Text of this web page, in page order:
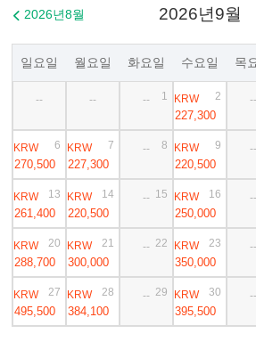
2026년9월
 2026년8월
일요일 월요일 화요일 수요일 목
-- -- -- 1 KRW
227,300
2 --
KRW
270,500
6 KRW
227,300
7 -- 8 KRW
220,500
9 --
KRW
261,400
13 KRW
220,500
14 -- 15 KRW
250,000
16 --
KRW
288,700
20 KRW
300,000
21 -- 22 KRW
350,000
23 --
KRW
495,500
27 KRW
384,100
28 -- 29 KRW
395,500
30 --